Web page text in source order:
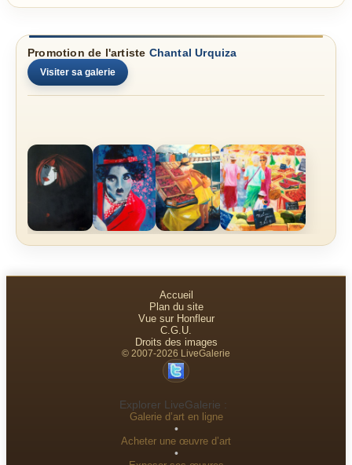
Promotion de l'artiste Chantal Urquiza
Visiter sa galerie
Accueil
Plan du site
Vue sur Honfleur
C.G.U.
Droits des images
© 2007-2026 LiveGalerie
Explorer LiveGalerie :
Galerie d’art en ligne
•
Acheter une œuvre d’art
•